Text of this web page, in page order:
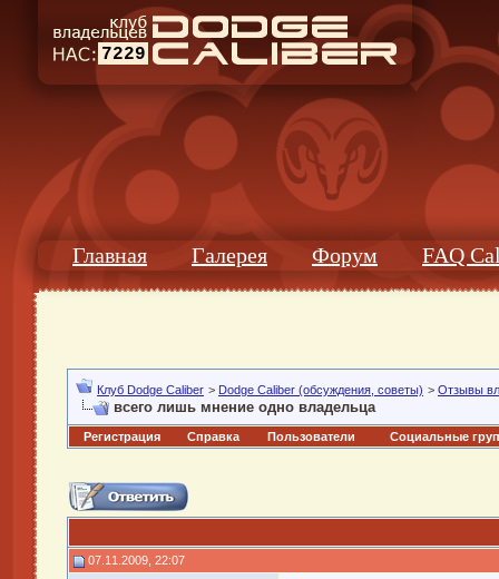
7229
Главная Галерея Форум FAQ
Клуб Dodge Caliber > Dodge Caliber (обсуждения, советы) > Отзывы
всего лишь мнение одно владельца
Регистрация Справка Пользователи Социальные
07.11.2009, 22:07